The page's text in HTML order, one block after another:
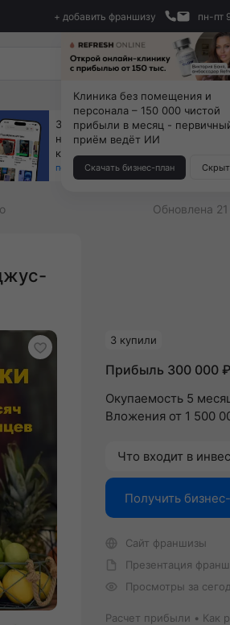
+ добавить франшизу пн-пт
За 90 тыс. открой магазин на
ни коробок, ни товара, ни склада,
каждый месяц +125 тыс. чистыми
получить бизнес-план ↓
Обновлена
3 купили
Прибыль 300 000 ₽
Окупаемость 5
Вложения от 1 500
Что входит в
Получить
Сайт франшизы
Презентация
Просмотры за
Расчет прибыли
Как
Клиника без помещения и
персонала – 150 000 чистой
прибыли в месяц -
приём ведёт ИИ
Скачать бизнес-план